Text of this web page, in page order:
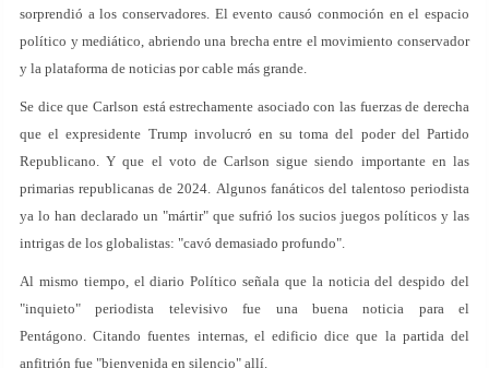
sorprendió a los conservadores. El evento causó conmoción en el espacio
político y mediático, abriendo una brecha entre el movimiento conservador
y la plataforma de noticias por cable más grande.
Se dice que Carlson está estrechamente asociado con las fuerzas de derecha
que el expresidente Trump involucró en su toma del poder del Partido
Republicano. Y que el voto de Carlson sigue siendo importante en las
primarias republicanas de 2024. Algunos fanáticos del talentoso periodista
ya lo han declarado un "mártir" que sufrió los sucios juegos políticos y las
intrigas de los globalistas: "cavó demasiado profundo".
Al mismo tiempo, el diario Político señala que la noticia del despido del
"inquieto" periodista televisivo fue una buena noticia para el
Pentágono. Citando fuentes internas, el edificio dice que la partida del
anfitrión fue "bienvenida en silencio" allí.